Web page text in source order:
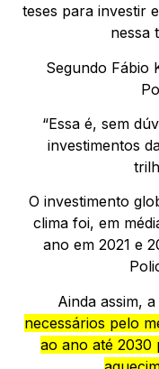
teses para investir
nessa
Segundo Fábio
“Essa é, sem
investimentos
O investimento
clima foi, em
ano em 2021 e
Ainda assim,
necessários pelo
ao ano até 2030